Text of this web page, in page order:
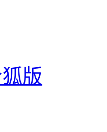
版